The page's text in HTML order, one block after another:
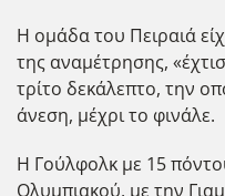
Η ομάδα του Πειραιά
της αναμέτρησης,
τρίτο δεκάλεπτο, την
άνεση, μέχρι το φινάλε.
Η Γούλφολκ με 15
Ολυμπιακού, με την